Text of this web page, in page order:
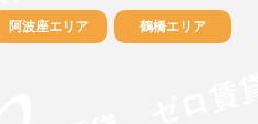
阿波座エリア 鶴橋エリア